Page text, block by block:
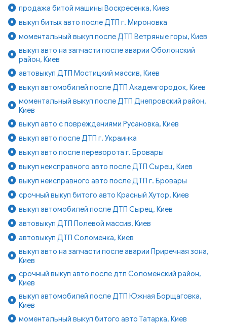
продажа битой машины Воскресенка, Киев
выкуп битых авто после ДТП г. Мироновка
моментальный выкуп после ДТП Ветряные горы, Киев
выкуп авто на запчасти после аварии Оболонский
район, Киев
автовыкуп ДТП Мостицкий массив, Киев
выкуп автомобилей после ДТП Академгородок, Киев
моментальный выкуп после ДТП Днепровский район,
Киев
выкуп авто с повреждениями Русановка, Киев
выкуп авто после ДТП г. Украинка
выкуп авто после переворота г. Бровары
выкуп неисправного авто после ДТП Сырец, Киев
выкуп неисправного авто после ДТП г. Бровары
срочный выкуп битого авто Красный Хутор, Киев
выкуп автомобилей после ДТП Сырец, Киев
автовыкуп ДТП Полевой массив, Киев
автовыкуп ДТП Соломенка, Киев
выкуп авто на запчасти после аварии Приречная зона,
Киев
срочный выкуп авто после дтп Соломенский район,
Киев
выкуп автомобилей после ДТП Южная Борщаговка,
Киев
моментальный выкуп битого авто Татарка, Киев